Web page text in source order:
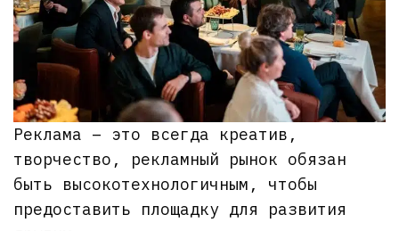
Реклама – это всегда креатив,
творчество, рекламный рынок обязан
быть высокотехнологичным, чтобы
предоставить площадку для развития